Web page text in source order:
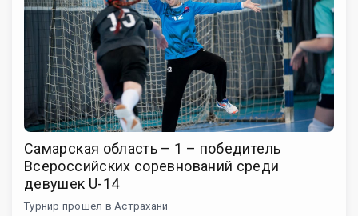
Самарская область – 1 – победитель
Всероссийских соревнований среди
девушек U-14
Турнир прошел в Астрахани